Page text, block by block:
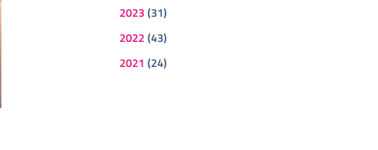
2023 (31)
2022 (43)
2021 (24)